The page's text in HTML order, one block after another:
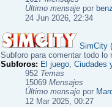
Último mensaje por
24 Jun 2026, 22:34
SimCity
Subforo para comentar todo lo
Subforos: El juego,Ciudades
952 Temas
15069Mensajes
Último mensaje por
12 Mar 2025, 00:27